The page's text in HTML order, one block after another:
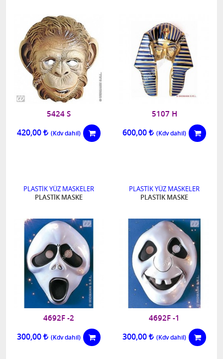
5424 S
420,00
5107 H
600,00
PLASTİK YÜZ MASKELER
PLASTİK MASKE
4692F -2
300,00
PLASTİK YÜZ MASKELER
PLASTİK MASKE
4692F -1
300,00